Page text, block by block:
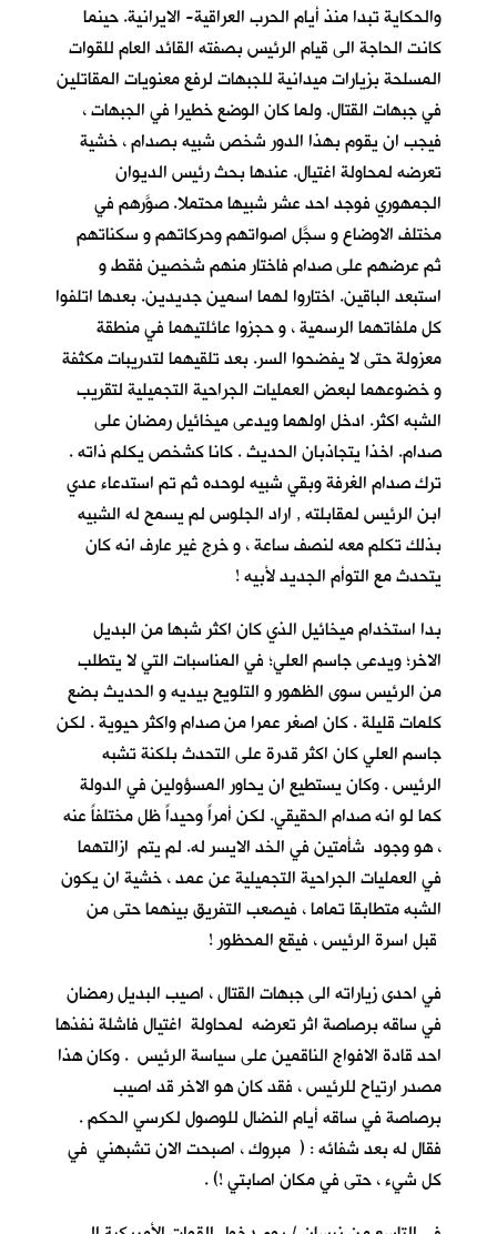
والحكاية تبدا منذ أيام الحرب العراقية- الايرانية. حينما
كانت الحاجة الى قيام الرئيس بصفته القائد العام للقوات
المسلحة بزيارات ميدانية للجبهات لرفع معنويات المقاتلين
في جبهات القتال. ولما كان الوضع خطيرا في الجبهات ،
فيجب ان يقوم بهذا الدور شخص شبيه بصدام ، خشية
تعرضه لمحاولة اغتيال. عندها بحث رئيس الديوان
الجمهوري فوجد احد عشر شبيها محتملا. صوَّرهم في
مختلف الاوضاع و سجَّل اصواتهم وحركاتهم و سكناتهم
ثم عرضهم على صدام فاختار منهم شخصين فقط و
استبعد الباقين. اختاروا لهما اسمين جديدين. بعدها اتلفوا
كل ملفاتهما الرسمية ، و حجزوا عائلتيهما في منطقة
معزولة حتى لا يفضحوا السر. بعد تلقيهما لتدريبات مكثفة
و خضوعهما لبعض العمليات الجراحية التجميلية لتقريب
الشبه اكثر. ادخل اولهما ويدعى ميخائيل رمضان على
صدام. اخذا يتجاذبان الحديث . كانا كشخص يكلم ذاته .
ترك صدام الغرفة وبقي شبيه لوحده ثم تم استدعاء عدي
ابن الرئيس لمقابلته , اراد الجلوس لم يسمح له الشبيه
بذلك تكلم معه لنصف ساعة ، و خرج غير عارف انه كان
يتحدث مع التوأم الجديد لأبيه !
بدا استخدام ميخائيل الذي كان اكثر شبها من البديل
الاخر؛ ويدعى جاسم العلي؛ في المناسبات التي لا يتطلب
من الرئيس سوى الظهور و التلويح بيديه و الحديث بضع
كلمات قليلة . كان اصغر عمرا من صدام واكثر حيوية . لكن
جاسم العلي كان اكثر قدرة على التحدث بلكنة تشبه
الرئيس . وكان يستطيع ان يحاور المسؤولين في الدولة
كما لو انه صدام الحقيقي. لكن أمراً وحيداً ظل مختلفاً عنه
، هو وجود شأمتين في الخد الايسر له. لم يتم ازالتهما
في العمليات الجراحية التجميلية عن عمد ، خشية ان يكون
الشبه متطابقا تماما ، فيصعب التفريق بينهما حتى من
قبل اسرة الرئيس ، فيقع المحظور !
في احدى زياراته الى جبهات القتال ، اصيب البديل رمضان
في ساقه برصاصة اثر تعرضه لمحاولة اغتيال فاشلة نفذها
احد قادة الافواج الناقمين على سياسة الرئيس . وكان هذا
مصدر ارتياح للرئيس ، فقد كان هو الاخر قد اصيب
برصاصة في ساقه أيام النضال للوصول لكرسي الحكم .
فقال له بعد شفائه : ( مبروك ، اصبحت الان تشبهني في
كل شيء ، حتى في مكان اصابتي !) .